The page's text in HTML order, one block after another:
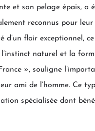
et son pelage épais, a
reconnus pour
d’un flair exceptionnel,
naturel et la
», souligne
ami de l’homme. Ce
spécialisée dont